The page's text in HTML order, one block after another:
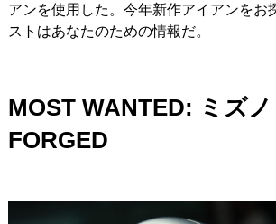
アンを使用した。今年新作アイアンをお
ストはあなたのための情報だ。
MOST WANTED: ミズ
FORGED